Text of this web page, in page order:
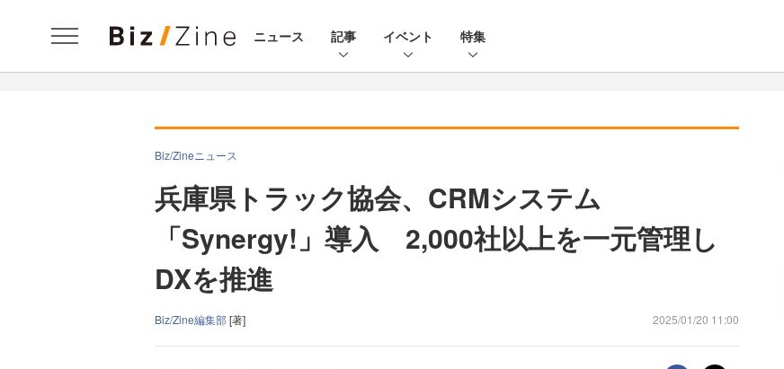
ニュース 記事 イベント 特集
Biz/Zineニュース
兵庫県トラック協会、CRMシステム
「Synergy!」導入 2,000社以上を一元管理し
DXを推進
Biz/Zine編集部[著] 2025/01/20 11:00